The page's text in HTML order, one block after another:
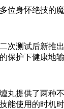
位身怀绝技的
次测试后新推
保护下健康地输
丸提供了两种
能使用的时机